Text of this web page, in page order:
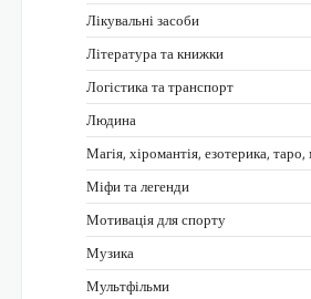
Лікувальні засоби
Література та книжки
Логістика та транспорт
Людина
Магія, хіромантія, езотерика, таро,
Міфи та легенди
Мотивація для спорту
Музика
Мультфільми